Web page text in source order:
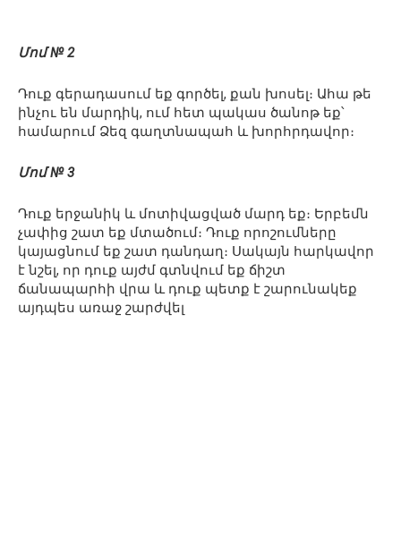
Մոմ № 2
Դուք գերադասում եք գործել, քան խոսել։ Ահա թե
ինչու են մարդիկ, ում հետ պակաս ծանոթ եք՝
համարում Ձեզ գաղտնապահ և խորհրդավոր։
Մոմ № 3
Դուք երջանիկ և մոտիվացված մարդ եք։ Երբեմն
չափից շատ եք մտածում։ Դուք որոշումները
կայացնում եք շատ դանդաղ։ Սակայն հարկավոր
է նշել, որ դուք այժմ գտնվում եք ճիշտ
ճանապարհի վրա և դուք պետք է շարունակեք
այդպես առաջ շարժվել